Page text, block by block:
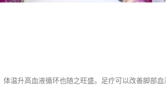
升高血液循环也随之旺盛。足疗可以改善脚部